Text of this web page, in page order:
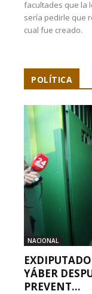
facultades que la
sería pedirle que
cual fue creado.
POLÍTICA
NACIONAL
YÁBER
PREVENT...